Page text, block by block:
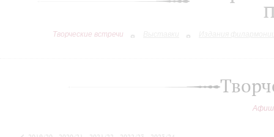
Творческие встречи